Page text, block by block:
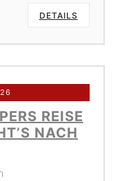
DETAILS
REISE
NACH